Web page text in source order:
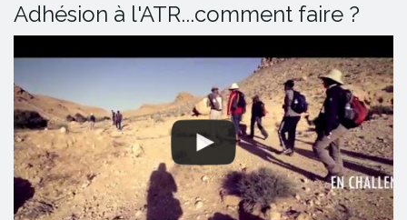
Adhésion à l'ATR...comment faire ?